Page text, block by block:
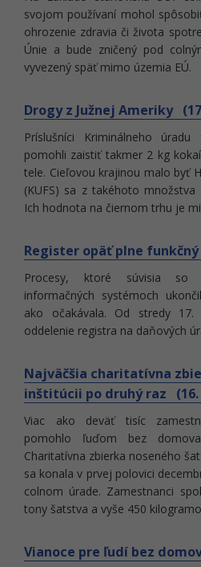
svojom používaní mohol
ohrozenie zdravia či života
Únie a bude zničený pod
vyvezený späť mimo územia EÚ.
Drogy z Južnej Ameriky
Príslušníci Kriminálneho úradu
pomohli zaistiť takmer 2 kg
tele. Cieľovou krajinou malo byť
(KUFS) sa z takéhoto
Ich hodnota na čiernom trhu je
Register opäť plne funkčný
Procesy, ktoré súvisia so
informačných systémoch
ako očakávala. Od stredy
oddelenie registra na daňových
Najväčšia charitatívna
inštitúcii po druhý raz (16.
Viac ako deväť tisíc
pomohlo ľuďom bez
Charitatívna zbierka noseného
sa konala v prvej polovici
colnom úrade. Zamestnanci
tony šatstva a vyše 450
Vianoce pre ľudí bez